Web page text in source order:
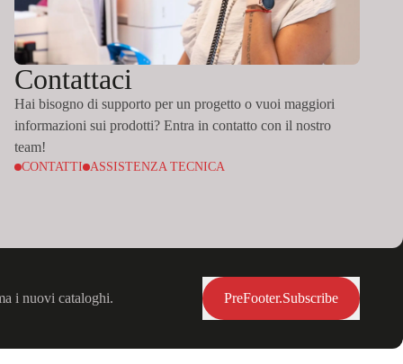
Contattaci
Hai bisogno di supporto per un progetto o vuoi maggiori
informazioni sui prodotti? Entra in contatto con il nostro
team!
CONTATTI ASSISTENZA TECNICA
i nuovi cataloghi. PreFooter.Subscribe